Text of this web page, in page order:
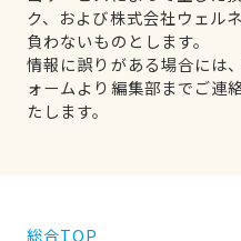
ク、および株式会社ウェル
負わないものとします。
情報に誤りがある場合には
ォームより編集部までご連
たします。
総合TOP